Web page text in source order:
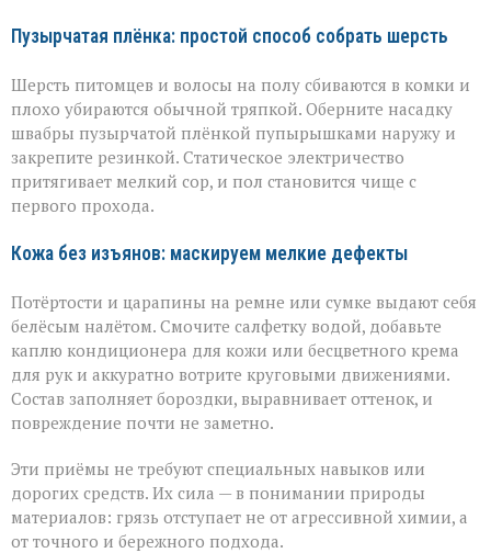
Пузырчатая плёнка: простой способ собрать шерсть
Шерсть питомцев и волосы на полу сбиваются в комки и
плохо убираются обычной тряпкой. Оберните насадку
швабры пузырчатой плёнкой пупырышками наружу и
закрепите резинкой. Статическое электричество
притягивает мелкий сор, и пол становится чище с
первого прохода.
Кожа без изъянов: маскируем мелкие дефекты
Потёртости и царапины на ремне или сумке выдают себя
белёсым налётом. Смочите салфетку водой, добавьте
каплю кондиционера для кожи или бесцветного крема
для рук и аккуратно вотрите круговыми движениями.
Состав заполняет бороздки, выравнивает оттенок, и
повреждение почти не заметно.
Эти приёмы не требуют специальных навыков или
дорогих средств. Их сила — в понимании природы
материалов: грязь отступает не от агрессивной химии, а
от точного и бережного подхода.